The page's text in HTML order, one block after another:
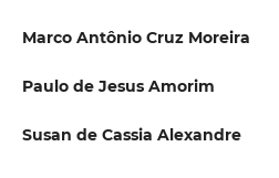
Marco Antônio Cruz Moreira
Paulo de Jesus Amorim
Susan de Cassia Alexandre